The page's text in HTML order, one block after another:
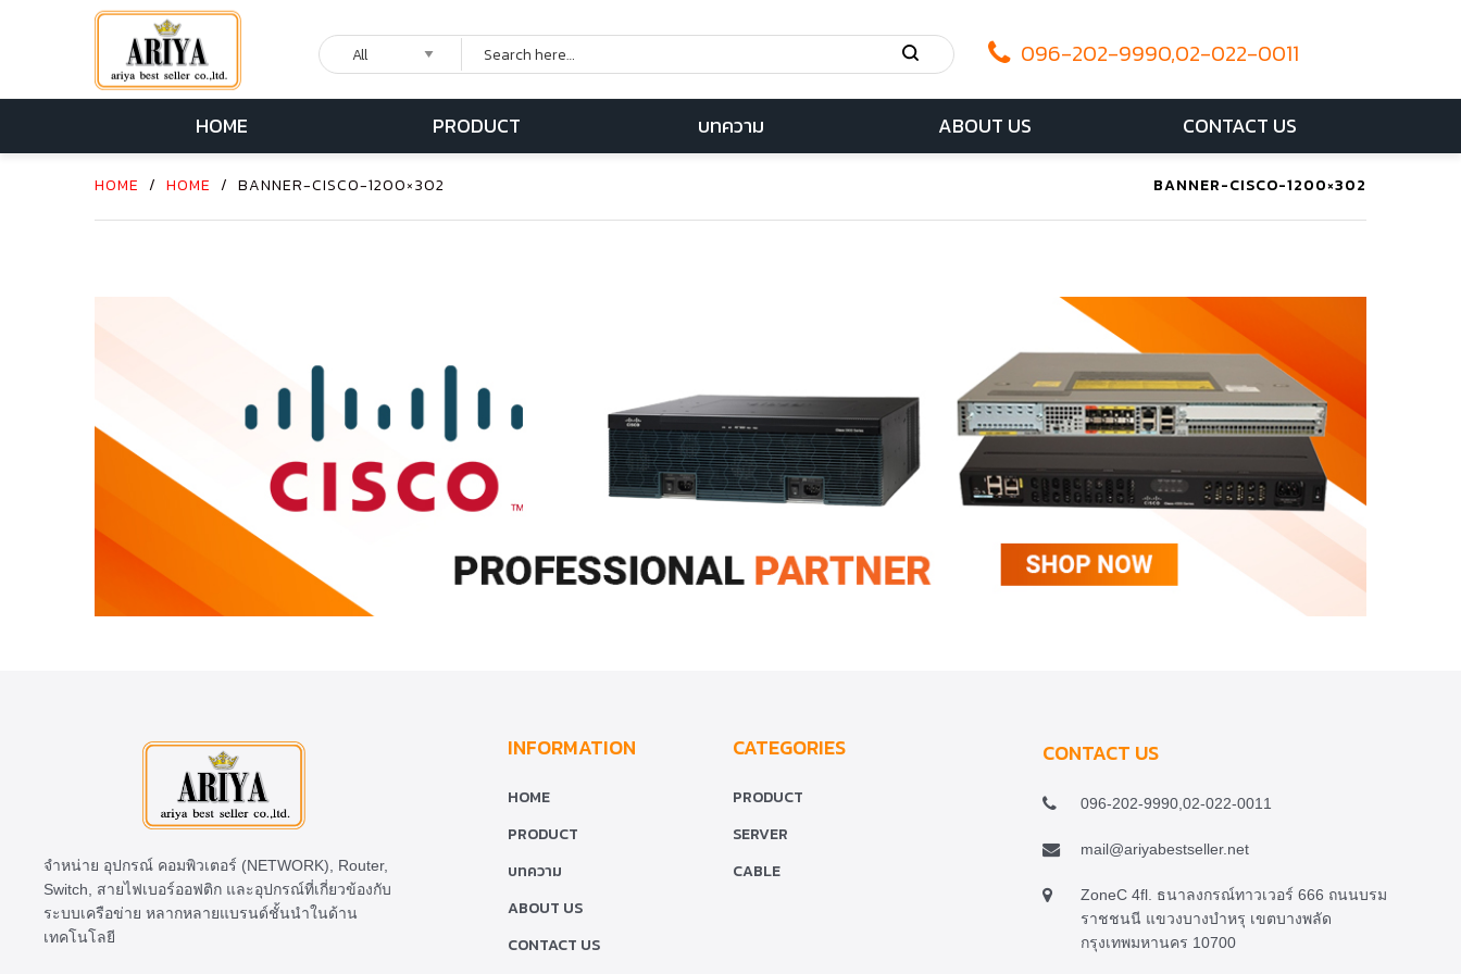
096-202-9990,02-022-0011
HOME PRODUCT บทความ ABOUT US CONTACT US
HOME / HOME / BANNER-CISCO-1200×302 BANNER-CISCO-1200×302
จำหน่าย อุปกรณ์ คอมพิวเตอร์ (NETWORK), Router,
Switch, สายไฟเบอร์ออฟติก และอุปกรณ์ที่เกี่ยวข้องกับ
ระบบเครือข่าย หลากหลายแบรนด์ชั้นนำในด้าน
เทคโนโลยี
INFORMATION
HOME
PRODUCT
บทความ
ABOUT US
CONTACT US
CATEGORIES
PRODUCT
SERVER
CABLE
CONTACT US
096-202-9990,02-022-0011
mail@ariyabestseller.net
ZoneC 4fl. ธนาลงกรณ์ทาวเวอร์ 666 ถนนบรม
ราชชนนี แขวงบางบำหรุ เขตบางพลัด
กรุงเทพมหานคร 10700